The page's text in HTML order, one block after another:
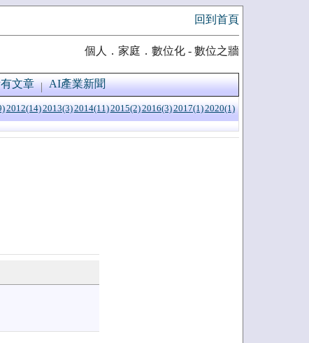
回到首頁
個人．家庭．數位化 - 數位之牆
文章 AI產業新聞
2012(14)2013(3)2014(11)2015(2)2016(3)2017(1)2020(1)